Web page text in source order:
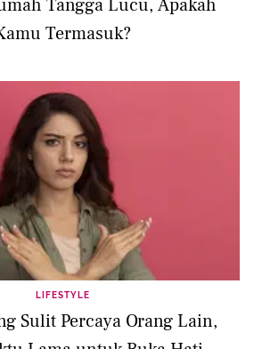
Tangga Lucu, Apakah
Termasuk?
LIFESTYLE
Sulit Percaya Orang Lain,